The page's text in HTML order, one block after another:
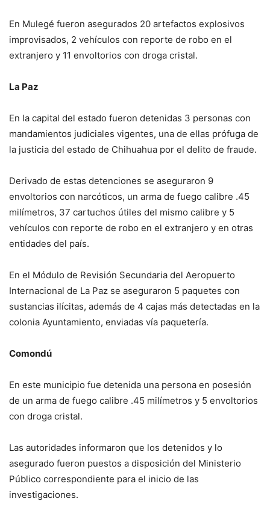
En Mulegé fueron asegurados 20 artefactos explosivos
improvisados, 2 vehículos con reporte de robo en el
extranjero y 11 envoltorios con droga cristal.
La Paz
En la capital del estado fueron detenidas 3 personas con
mandamientos judiciales vigentes, una de ellas prófuga de
la justicia del estado de Chihuahua por el delito de fraude.
Derivado de estas detenciones se aseguraron 9
envoltorios con narcóticos, un arma de fuego calibre .45
milímetros, 37 cartuchos útiles del mismo calibre y 5
vehículos con reporte de robo en el extranjero y en otras
entidades del país.
En el Módulo de Revisión Secundaria del Aeropuerto
Internacional de La Paz se aseguraron 5 paquetes con
sustancias ilícitas, además de 4 cajas más detectadas en la
colonia Ayuntamiento, enviadas vía paquetería.
Comondú
En este municipio fue detenida una persona en posesión
de un arma de fuego calibre .45 milímetros y 5 envoltorios
con droga cristal.
Las autoridades informaron que los detenidos y lo
asegurado fueron puestos a disposición del Ministerio
Público correspondiente para el inicio de las
investigaciones.